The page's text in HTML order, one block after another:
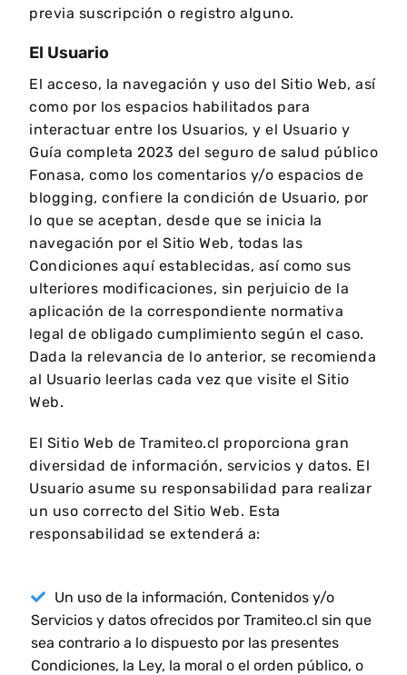
previa suscripción o registro alguno.
El Usuario
El acceso, la navegación y uso del Sitio Web, así
como por los espacios habilitados para
interactuar entre los Usuarios, y el Usuario y
Guía completa 2023 del seguro de salud público
Fonasa, como los comentarios y/o espacios de
blogging, confiere la condición de Usuario, por
lo que se aceptan, desde que se inicia la
navegación por el Sitio Web, todas las
Condiciones aquí establecidas, así como sus
ulteriores modificaciones, sin perjuicio de la
aplicación de la correspondiente normativa
legal de obligado cumplimiento según el caso.
Dada la relevancia de lo anterior, se recomienda
al Usuario leerlas cada vez que visite el Sitio
Web.
El Sitio Web de Tramiteo.cl proporciona gran
diversidad de información, servicios y datos. El
Usuario asume su responsabilidad para realizar
un uso correcto del Sitio Web. Esta
responsabilidad se extenderá a:
Un uso de la información, Contenidos y/o
Servicios y datos ofrecidos por Tramiteo.cl sin que
sea contrario a lo dispuesto por las presentes
Condiciones, la Ley, la moral o el orden público, o